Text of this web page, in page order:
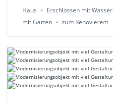
Haus Erschlossen mit Wasser
mit Garten
zum Renovierem